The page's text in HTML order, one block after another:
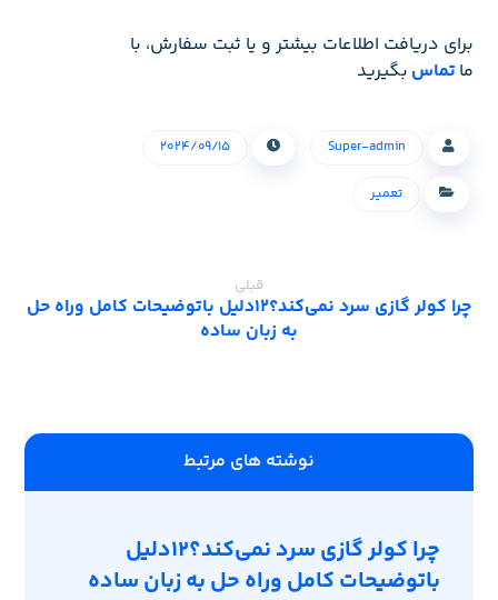
برای دریافت اطلاعات بیشتر و یا ثبت سفارش، با
ما تماس بگیرید
Super-admin ۲۰۲۴/۰۹/۱۵
تعمیر
قبلی
چرا کولر گازی سرد نمی‌کند؟12دلیل باتوضیحات کامل وراه حل
به زبان ساده
‫نوشته های مرتبط
چرا کولر گازی سرد نمی‌کند؟12دلیل
باتوضیحات کامل وراه حل به زبان ساده